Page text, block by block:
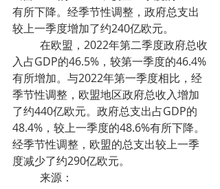
有所下降。经季节性调整，政府总支出
较上一季度增加了约240亿欧元。
入占GDP的46.5%，较第一季度的46.4%
有所增加。与2022年第一季度相比，经
季节性调整，欧盟地区政府总收入增加
了约440亿欧元。政府总支出占GDP的
48.4%，较上一季度的48.6%有所下降。
经季节性调整，欧盟的总支出较上一季
度减少了约290亿欧元。